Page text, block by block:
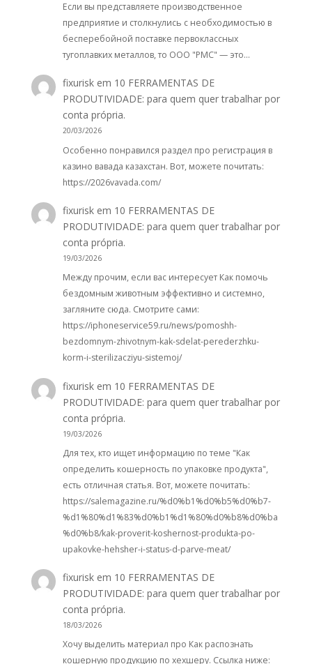
Если вы представляете производственное
предприятие и столкнулись с необходимостью в
бесперебойной поставке первоклассных
тугоплавких металлов, то ООО "РМС" — это…
fixurisk em 10 FERRAMENTAS DE
PRODUTIVIDADE: para quem quer trabalhar por
conta própria.
20/03/2026
Особенно понравился раздел про регистрация в
казино вавада казахстан. Вот, можете почитать:
https://2026vavada.com/
fixurisk em 10 FERRAMENTAS DE
PRODUTIVIDADE: para quem quer trabalhar por
conta própria.
19/03/2026
Между прочим, если вас интересует Как помочь
бездомным животным эффективно и системно,
загляните сюда. Смотрите сами:
https://iphoneservice59.ru/news/pomoshh-
bezdomnym-zhivotnym-kak-sdelat-perederzhku-
korm-i-sterilizacziyu-sistemoj/
fixurisk em 10 FERRAMENTAS DE
PRODUTIVIDADE: para quem quer trabalhar por
conta própria.
19/03/2026
Для тех, кто ищет информацию по теме "Как
определить кошерность по упаковке продукта",
есть отличная статья. Вот, можете почитать:
https://salemagazine.ru/%d0%b1%d0%b5%d0%b7-
%d1%80%d1%83%d0%b1%d1%80%d0%b8%d0%ba
%d0%b8/kak-proverit-koshernost-produkta-po-
upakovke-hehsher-i-status-d-parve-meat/
fixurisk em 10 FERRAMENTAS DE
PRODUTIVIDADE: para quem quer trabalhar por
conta própria.
18/03/2026
Хочу выделить материал про Как распознать
кошерную продукцию по хехшеру. Ссылка ниже: